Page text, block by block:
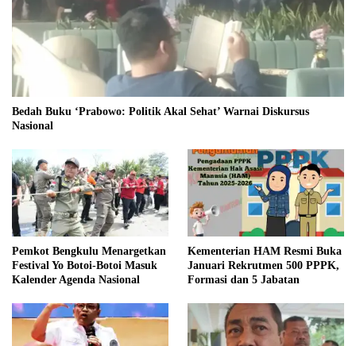
Bedah Buku ‘Prabowo: Politik Akal Sehat’ Warnai Diskursus
Nasional
Pemkot Bengkulu Menargetkan
Festival Yo Botoi-Botoi Masuk
Kalender Agenda Nasional
Kementerian HAM Resmi Buka
Januari Rekrutmen 500 PPPK,
Formasi dan 5 Jabatan